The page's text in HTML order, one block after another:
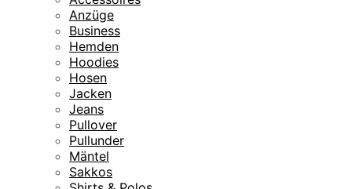
Anzüge
Business
Hemden
Hoodies
Hosen
Jacken
Jeans
Pullover
Pullunder
Mäntel
Sakkos